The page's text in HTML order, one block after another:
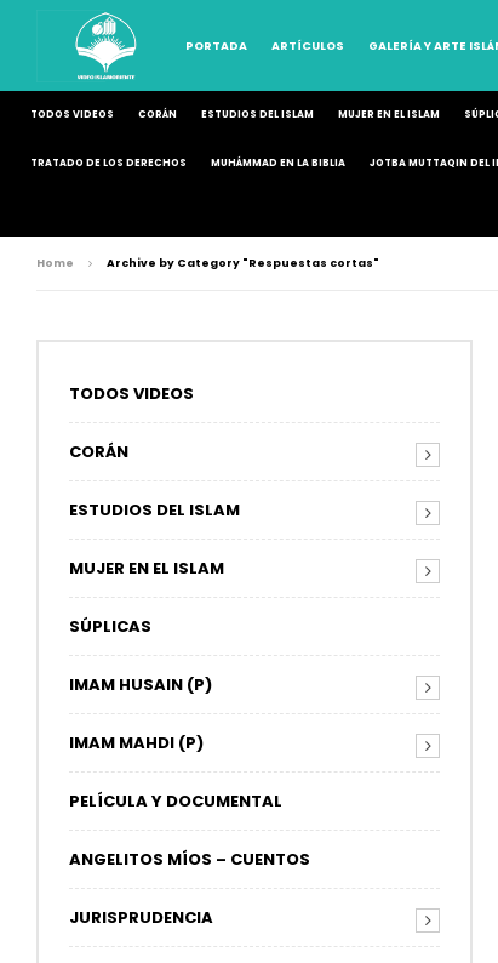
PORTADA ARTÍCULOS GALERÍA Y ARTE
TODOS VIDEOS CORÁN ESTUDIOS DEL ISLAM MUJER EN EL ISLAM
TRATADO DE LOS DERECHOS MUHÁMMAD EN LA BIBLIA JOTBA MUTTAQIN DEL
Home Archive by Category "Respuestas cortas"
TODOS VIDEOS
CORÁN
ESTUDIOS DEL ISLAM
MUJER EN EL ISLAM
SÚPLICAS
IMAM HUSAIN (P)
IMAM MAHDI (P)
PELÍCULA Y DOCUMENTAL
ANGELITOS MÍOS – CUENTOS
JURISPRUDENCIA